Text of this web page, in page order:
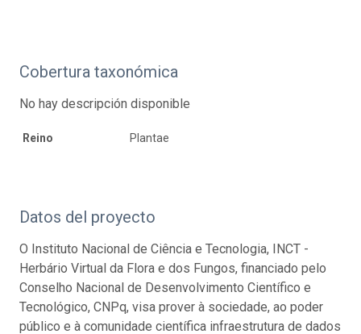
Cobertura taxonómica
No hay descripción disponible
Reino Plantae
Datos del proyecto
O Instituto Nacional de Ciência e Tecnologia, INCT -
Herbário Virtual da Flora e dos Fungos, financiado pelo
Conselho Nacional de Desenvolvimento Científico e
Tecnológico, CNPq, visa prover à sociedade, ao poder
público e à comunidade científica infraestrutura de dados